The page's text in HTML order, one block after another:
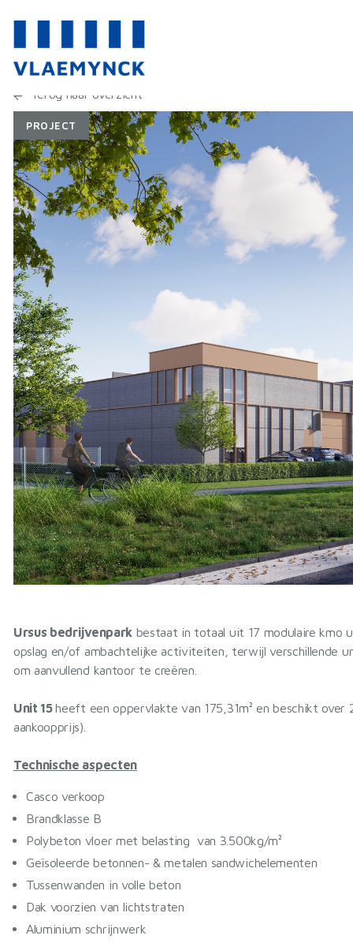
Terug naar overzicht
PROJECT
Ursus bedrijvenparkbestaat in totaal uit 17 modulaire kmo
opslag en/of ambachtelijke activiteiten, terwijl verschillende
om aanvullend kantoor te creëren.
Unit 15heeft een oppervlakte van 175,31m² en beschikt
aankoopprijs).
Technische aspecten
Casco verkoop
Brandklasse B
Polybeton vloer met belasting van 3.500kg/m²
Geïsoleerde betonnen- & metalen sandwichelementen
Tussenwanden in volle beton
Dak voorzien van lichtstraten
Aluminium schrijnwerk